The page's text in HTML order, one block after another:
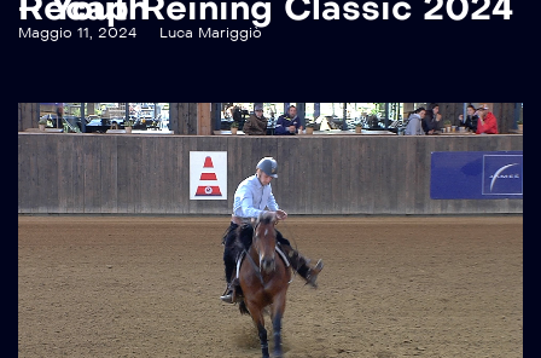
Maggio 11, 2024 Luca Mariggiò